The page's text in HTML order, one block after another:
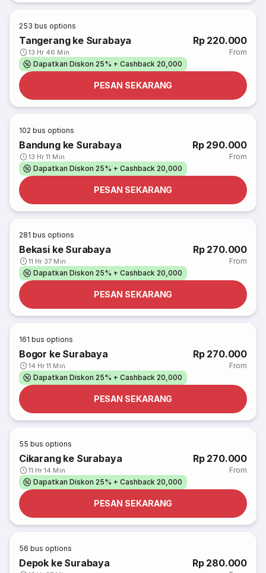
253 bus options
Tangerang ke Surabaya
13 Hr 46 Min
Rp 220.000
From
Dapatkan Diskon 25% + Cashback 20,000
PESAN SEKARANG
102 bus options
Bandung ke Surabaya
13 Hr 11 Min
Rp 290.000
From
Dapatkan Diskon 25% + Cashback 20,000
PESAN SEKARANG
281 bus options
Bekasi ke Surabaya
11 Hr 37 Min
Rp 270.000
From
Dapatkan Diskon 25% + Cashback 20,000
PESAN SEKARANG
161 bus options
Bogor ke Surabaya
14 Hr 11 Min
Rp 270.000
From
Dapatkan Diskon 25% + Cashback 20,000
PESAN SEKARANG
55 bus options
Cikarang ke Surabaya
11 Hr 14 Min
Rp 270.000
From
Dapatkan Diskon 25% + Cashback 20,000
PESAN SEKARANG
56 bus options
Depok ke Surabaya Rp 280.000